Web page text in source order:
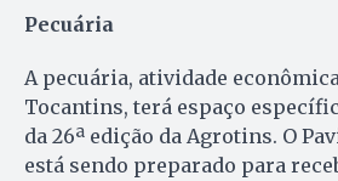
Pecuária
A pecuária, atividade
Tocantins, terá espaço
da 26ª edição da Agrotins. O
está sendo preparado para